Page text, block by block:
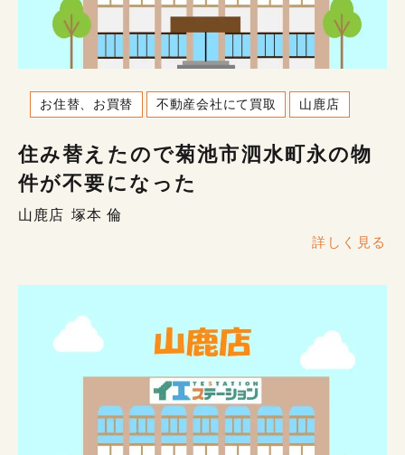
お住替、お買替 不動産会社にて買取 山鹿店
住み替えたので菊池市泗水町永の物
件が不要になった
山鹿店 塚本 倫
詳しく見る